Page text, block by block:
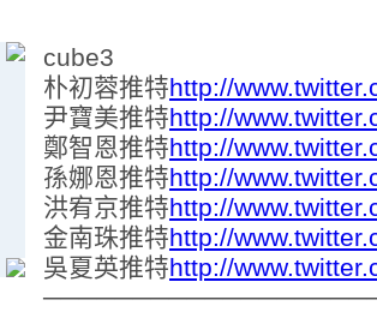
cube3
朴初蓉推特http://
尹寶美推特http://
鄭智恩推特http://
孫娜恩推特http://
洪宥京推特http://
金南珠推特http://
吳夏英推特http://